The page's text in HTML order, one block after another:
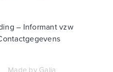
– Informant vzw